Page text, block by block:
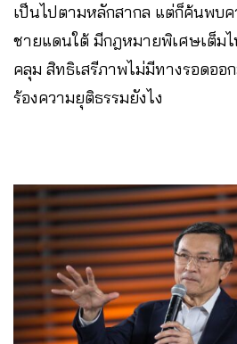
เป็นไปตามหลักสากล แต่ก็ค้นพบ
ชายแดนใต้ มีกฎหมายพิเศษเต็ม
คลุม สิทธิเสรีภาพไม่มีทางรอดออ
ร้องความยุติธรรมยังไง